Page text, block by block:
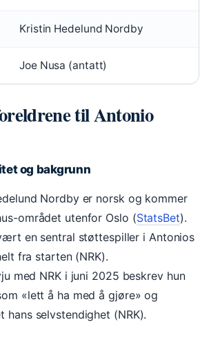
Kristin Hedelund Nordby
Joe Nusa (antatt)
til Antonio
og bakgrunn
Nordby er norsk og kommer
området utenfor Oslo (StatsBet).
en sentral støttespiller i Antonios
fra starten (NRK).
med NRK i juni 2025 beskrev hun
«lett å ha med å gjøre» og
hans selvstendighet (NRK).